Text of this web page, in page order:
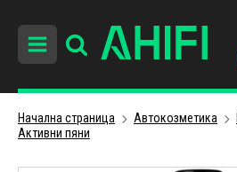
Начална страница Автокозметика
Активни пяни